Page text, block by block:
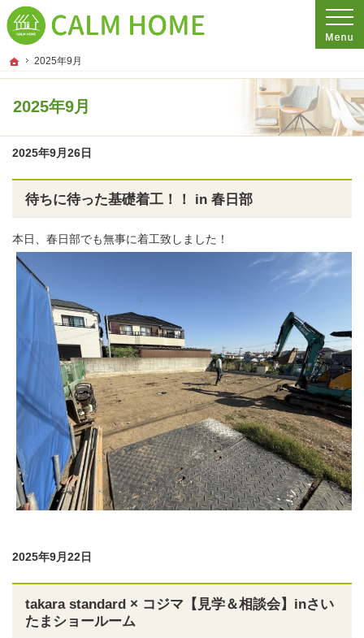
ホーム
2025年9月
2025年9月
プロの目線からご提案。埼玉県さいたま市の注文住宅・新築戸建てを手がける工
埼玉県さいたま市の新築・注文住宅・新築戸建てを手がける工務店ならCALM
2025年9月26日
待ちに待った基礎着工！！ in 春日部
本日、春日部でも無事に着工致しました！
2025年9月22日
takara standard × コジマ【見学＆相談会】inさい
たまショールーム